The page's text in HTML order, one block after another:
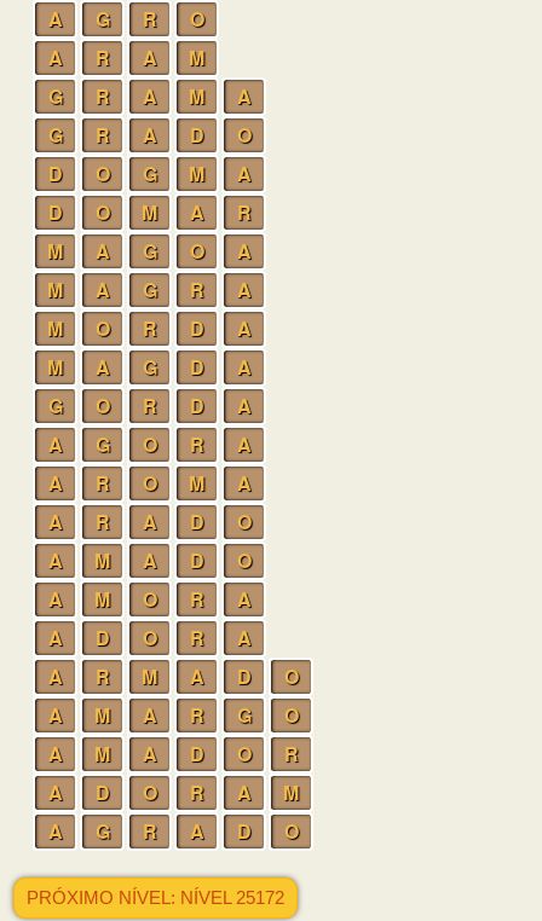
A G R
O
A
R A
M
G
R A M
A
G
R A D
O
D
O G M
A
D
O M A
R
M
A G O
A
M
A G R
A
M
O R D
A
M
A G D
A
G
O R D
A
A
G O R
A
A
R O M
A
A
R A D
O
A
M A D
O
A
M O R
A
A
D O R
A
A
R M A D
O
A
M A R G
O
A
M A D O
R
A
D O R A
M
A
G R A D O
PRÓXIMO NÍVEL: NÍVEL 25172